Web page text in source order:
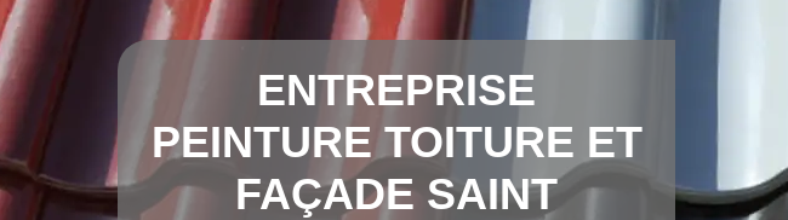
ENTREPRISE
PEINTURE TOITURE ET
FAÇADE SAINT